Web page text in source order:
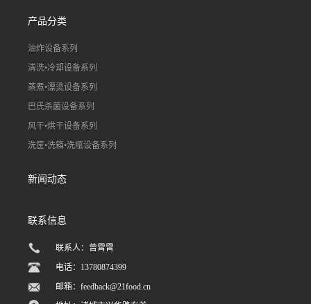
产品分类
油炸设备系列
清洗•冷却设备系列
蒸煮•漂烫设备系列
巴氏杀菌设备系列
风干•烘干设备系列
洗筐•洗箱•洗瓶设备系列
新闻动态
联系信息
联系人：曾霄霄
电话：13780874399
邮箱：feedback@21food.cn